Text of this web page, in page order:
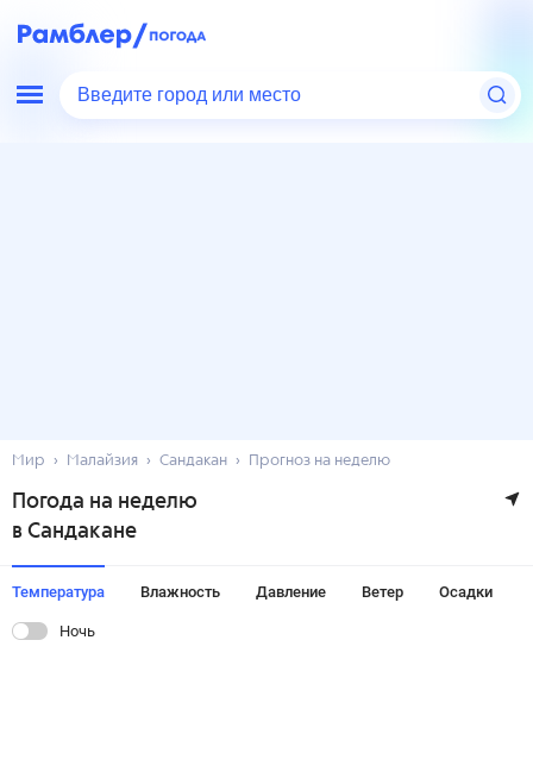
Введите город или место
Мир Малайзия Сандакан Прогноз на неделю
Погода на неделю
в Сандакане
Температура Влажность Давление Ветер Осадки
Ночь